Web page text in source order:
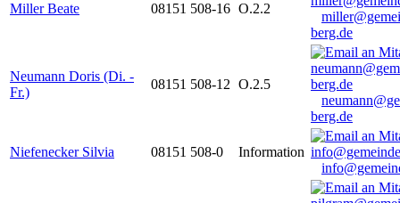
Miller Beate 08151 508-16 O.2.2
berg.de
Neumann Doris (Di. -
Fr.)
08151 508-12 O.2.5
berg.de
Niefenecker Silvia 08151 508-0
Information